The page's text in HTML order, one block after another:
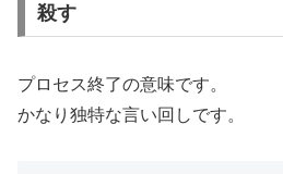
殺す
プロセス終了の意味です。
かなり独特な言い回しです。